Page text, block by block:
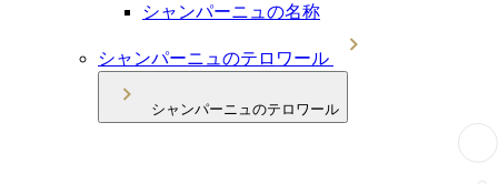
シャンパーニュの名称
シャンパーニュのテロワール
シャンパーニュのテロワール